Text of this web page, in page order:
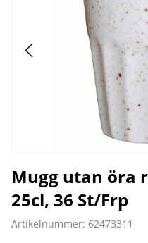
Mugg utan öra
25cl, 36 St/Frp
Artikelnummer: 62473311